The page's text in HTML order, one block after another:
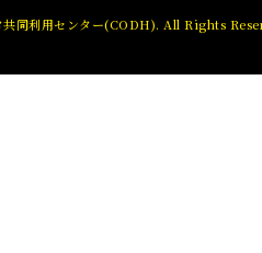
同利用センター(CODH). All Rights